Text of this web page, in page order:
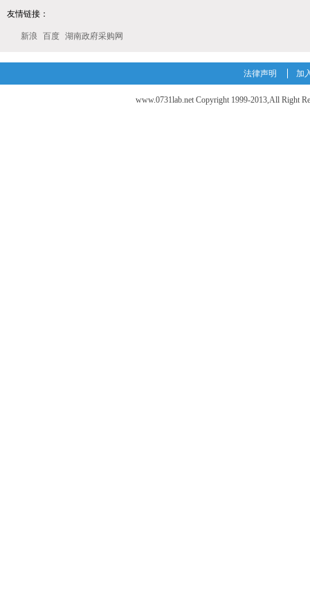
友情链接：
新浪 百度 湖南政府采购网
法律声明 加
www.0731lab.net Copyright 1999-2013,All Right